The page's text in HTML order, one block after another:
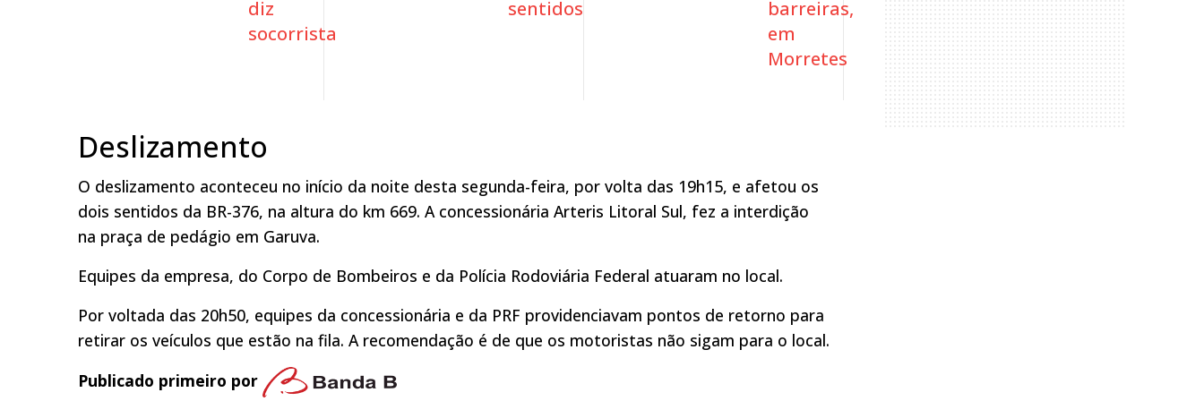
diz
socorrista
sentidos
barreiras,
em
Morretes
Deslizamento
O deslizamento aconteceu no início da noite desta segunda-feira, por volta das 19h15, e afetou os
dois sentidos da BR-376, na altura do km 669. A concessionária Arteris Litoral Sul, fez a interdição
na praça de pedágio em Garuva.
Equipes da empresa, do Corpo de Bombeiros e da Polícia Rodoviária Federal atuaram no local.
Por voltada das 20h50, equipes da concessionária e da PRF providenciavam pontos de retorno para
retirar os veículos que estão na fila. A recomendação é de que os motoristas não sigam para o local.
Publicado primeiro por